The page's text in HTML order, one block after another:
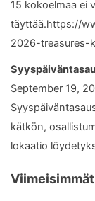
15 kokoelmaa ei
täyttää.https://
2026-treasures-
September 19,
kätkön,
lokaatio